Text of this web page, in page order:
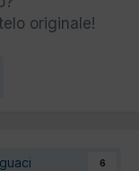
originale!
6